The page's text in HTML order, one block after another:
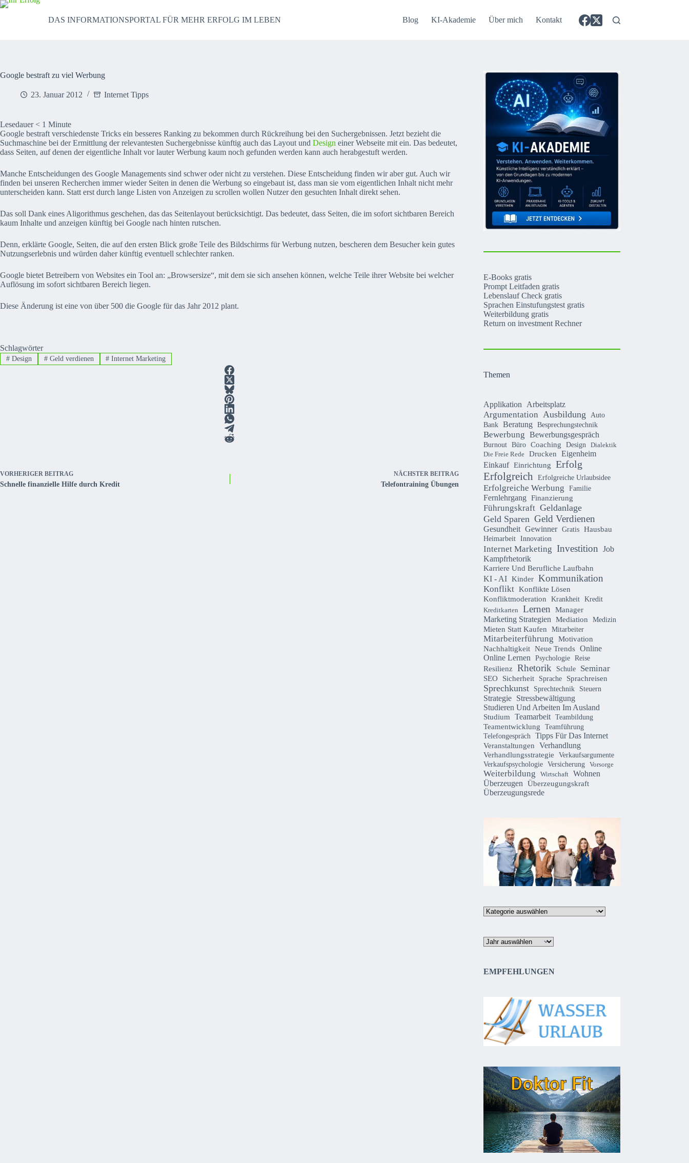
Zum
DAS INFORMATIONSPORTAL FÜR MEHR ERFOLG IM LEBEN Blog KI-Akademie Über mich Kontakt
Google bestraft zu viel Werbung
23. Januar 2012 Internet Tipps
Lesedauer < 1 Minute
Google bestraft verschiedenste Tricks ein besseres Ranking zu bekommen durch Rückreihung bei den Suchergebnissen. Jetzt bezieht die
Suchmaschine bei der Ermittlung der relevantesten Suchergebnisse künftig auch das Layout und Design einer Webseite mit ein. Das bedeutet,
dass Seiten, auf denen der eigentliche Inhalt vor lauter Werbung kaum noch gefunden werden kann auch herabgestuft werden.
Manche Entscheidungen des Google Managements sind schwer oder nicht zu verstehen. Diese Entscheidung finden wir aber gut. Auch wir
finden bei unseren Recherchen immer wieder Seiten in denen die Werbung so eingebaut ist, dass man sie vom eigentlichen Inhalt nicht mehr
unterscheiden kann. Statt erst durch lange Listen von Anzeigen zu scrollen wollen Nutzer den gesuchten Inhalt direkt sehen.
Das soll Dank eines Aligorithmus geschehen, das das Seitenlayout berücksichtigt. Das bedeutet, dass Seiten, die im sofort sichtbaren Bereich
kaum Inhalte und anzeigen künftig bei Google nach hinten rutschen.
Denn, erklärte Google, Seiten, die auf den ersten Blick große Teile des Bildschirms für Werbung nutzen, bescheren dem Besucher kein gutes
Nutzungserlebnis und würden daher künftig eventuell schlechter ranken.
Google bietet Betreibern von Websites ein Tool an: „Browsersize“, mit dem sie sich ansehen können, welche Teile ihrer Website bei welcher
Auflösung im sofort sichtbaren Bereich liegen.
Diese Änderung ist eine von über 500 die Google für das Jahr 2012 plant.
Schlagwörter
#Design #Geld verdienen # Internet Marketing
VORHERIGER BEITRAG
Schnelle finanzielle Hilfe durch Kredit
NÄCHSTERBEITRAG
Telefontraining Übungen
E-Books gratis
Prompt Leitfaden gratis
Lebenslauf Check gratis
Sprachen Einstufungstest gratis
Weiterbildung gratis
Return on investment Rechner
Themen
Applikation Arbeitsplatz
Argumentation Ausbildung Auto
Bank Beratung Besprechungstechnik
Bewerbung Bewerbungsgespräch
Burnout Büro Coaching Design
Dialektik
Die Freie Rede
Drucken
Eigenheim
Einkauf Einrichtung Erfolg
Erfolgreich Erfolgreiche Urlaubsidee
Erfolgreiche Werbung Familie
Fernlehrgang Finanzierung
Führungskraft Geldanlage
Geld Sparen Geld Verdienen
Gesundheit Gewinner Gratis Hausbau
Heimarbeit Innovation
Internet Marketing Investition Job
Kampfrhetorik
Karriere Und Berufliche Laufbahn
KI - AI Kinder Kommunikation
Konflikt Konflikte Lösen
Konfliktmoderation
Krankheit
Kredit
Kreditkarten
Lernen Manager
Marketing Strategien Mediation
Medizin
Mieten Statt Kaufen
Mitarbeiter
Mitarbeiterführung
Motivation
Nachhaltigkeit Neue Trends Online
Online Lernen
Psychologie Reise
Resilienz Rhetorik Schule Seminar
SEO Sicherheit Sprache Sprachreisen
Sprechkunst Sprechtechnik Steuern
Strategie Stressbewältigung
Studieren Und Arbeiten Im Ausland
Studium Teamarbeit Teambildung
Teamentwicklung Teamführung
Telefongespräch Tipps Für Das Internet
Veranstaltungen Verhandlung
Verhandlungsstrategie
Verkaufsargumente
Verkaufspsychologie Versicherung Vorsorge
Weiterbildung Wirtschaft Wohnen
Überzeugen Überzeugungskraft
Überzeugungsrede
Kategorien
Archiv
EMPFEHLUNGEN